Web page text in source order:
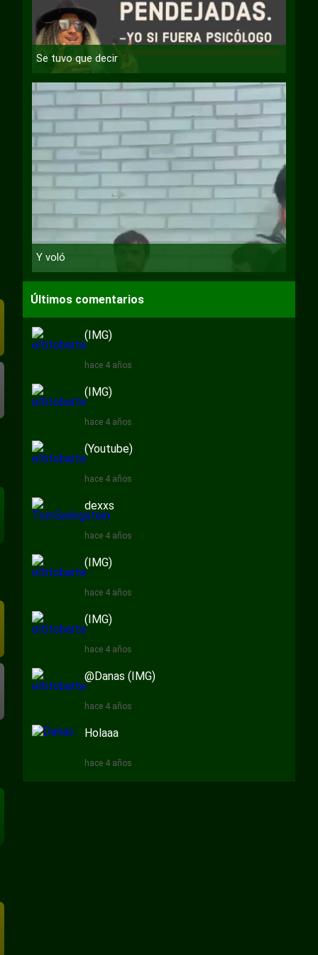
Se tuvo que decir
Y voló
Últimos comentarios
(IMG)
hace 4 años
(IMG)
hace 4 años
(Youtube)
hace 4 años
dexxs
hace 4 años
(IMG)
hace 4 años
(IMG)
hace 4 años
@Danas (IMG)
hace 4 años
Holaaa
hace 4 años